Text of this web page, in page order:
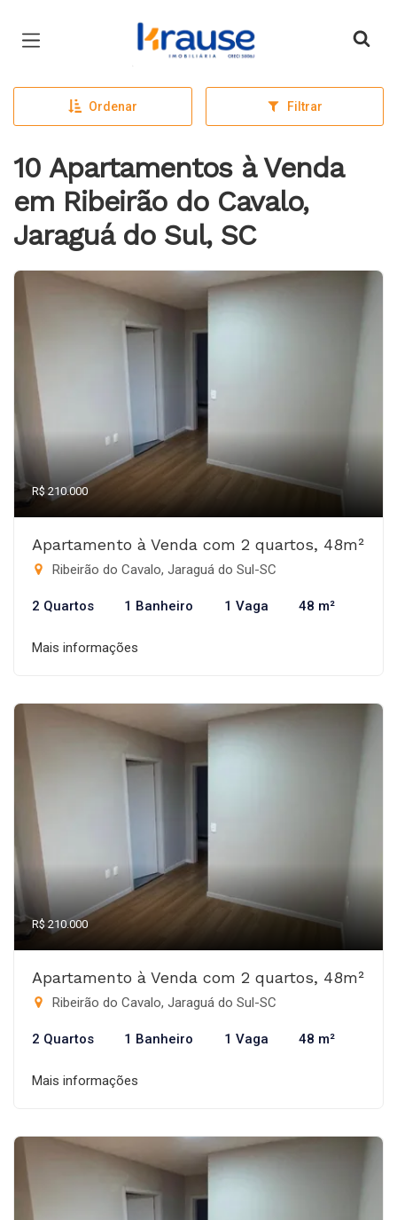
Página inicial
Ordenar Filtrar
10 Apartamentos à Venda
em Ribeirão do Cavalo,
Jaraguá do Sul, SC
R$ 210.000
Apartamento à Venda com 2 quartos, 48m²
Ribeirão do Cavalo, Jaraguá do Sul-SC
2 Quartos 1 Banheiro 1 Vaga 48 m²
Mais informações
R$ 210.000
Apartamento à Venda com 2 quartos, 48m²
Ribeirão do Cavalo, Jaraguá do Sul-SC
2 Quartos 1 Banheiro 1 Vaga 48 m²
Mais informações